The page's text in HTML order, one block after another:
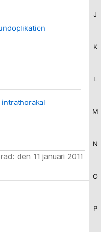
J
K
L
M
N
O
P
den 11 januari 2011